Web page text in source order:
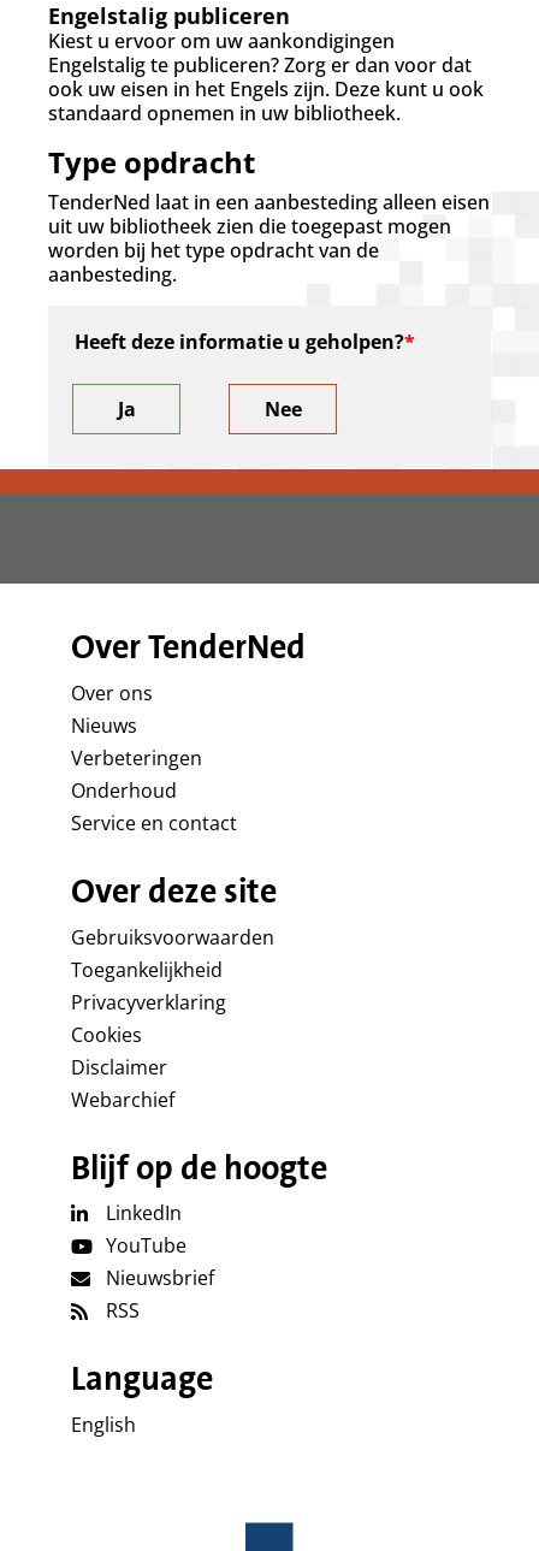
Engelstalig publiceren
Kiest u ervoor om uw aankondigingen
Engelstalig te publiceren? Zorg er dan voor dat
ook uw eisen in het Engels zijn. Deze kunt u ook
standaard opnemen in uw bibliotheek.
Type opdracht
TenderNed laat in een aanbesteding alleen eisen
uit uw bibliotheek zien die toegepast mogen
worden bij het type opdracht van de
aanbesteding.
Heeft deze informatie u geholpen?
Ja Nee
Over TenderNed
Over ons
Nieuws
Verbeteringen
Onderhoud
Service en contact
Over deze site
Gebruiksvoorwaarden
Toegankelijkheid
Privacyverklaring
Cookies
Disclaimer
Webarchief
Blijf op de hoogte
LinkedIn
YouTube
Nieuwsbrief
RSS
Language
English